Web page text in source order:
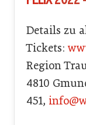
Details zu
Tickets:
Region
4810
451,